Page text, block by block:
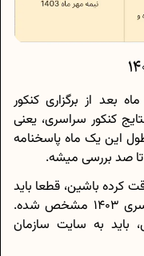
بعد از برگزاری کنکور
کنکور سراسری، یعنی
این یک ماه پاسخنامه
صد بررسی میشه.
کرده باشین، قطعا باید
بدونین که تاریخ اعلام نتایج کنکور سراسری 1403 مشخص شده.
باید به سایت سازمان